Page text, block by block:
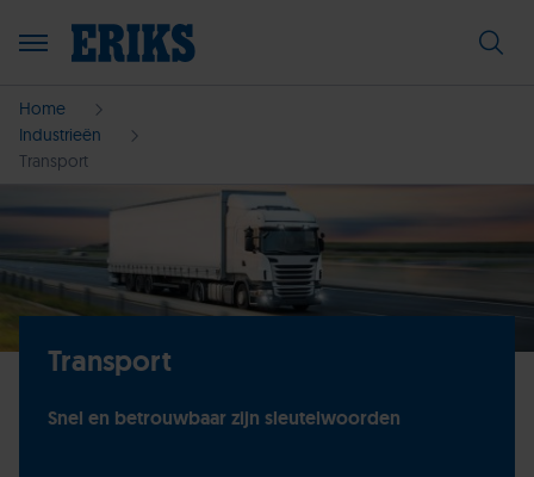
Home
Industrieën
Transport
Transport
Snel en betrouwbaar zijn sleutelwoorden